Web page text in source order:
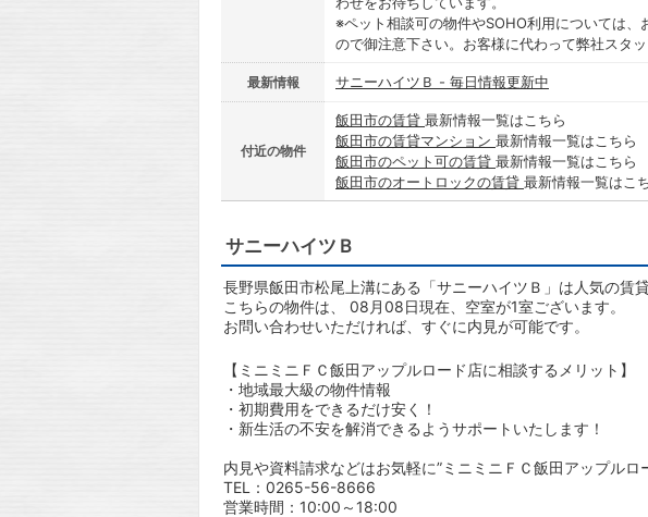
※ペット相談可の物件やSOHO利用については
ので御注意下さい。お客様に代わって弊社スタ
最新情報 サニーハイツＢ - 毎日情報更新中
付近の物件
飯田市の賃貸 最新情報一覧はこちら
飯田市の賃貸マンション 最新情報一覧はこちら
飯田市のペット可の賃貸 最新情報一覧はこちら
飯田市のオートロックの賃貸 最新情報一覧はこ
サニーハイツＢ
長野県飯田市松尾上溝にある「サニーハイツＢ」は人気の賃
こちらの物件は、 08月08日現在、空室が1室ございます。
お問い合わせいただければ、すぐに内見が可能です。
【ミニミニＦＣ飯田アップルロード店に相談するメリット】
・地域最大級の物件情報
・初期費用をできるだけ安く！
・新生活の不安を解消できるようサポートいたします！
内見や資料請求などはお気軽に”ミニミニＦＣ飯田アップルロ
TEL：0265-56-8666
営業時間：10:00～18:00